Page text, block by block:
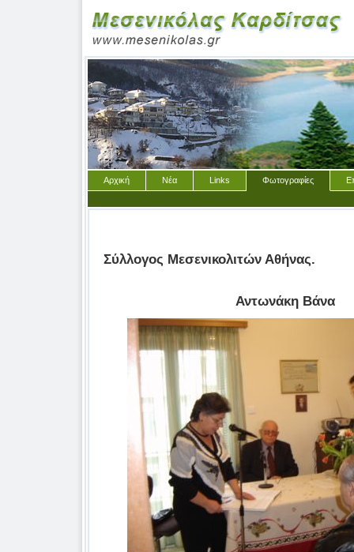
Αρχική Νέα Links Φωτογραφίες
Σύλλογος Μεσενικολιτών Αθήνας.
Αντωνάκη Βάνα